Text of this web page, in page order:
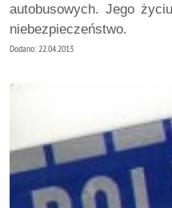
autobusowych. Jego
niebezpieczeństwo.
Dodano: 22.04.2013